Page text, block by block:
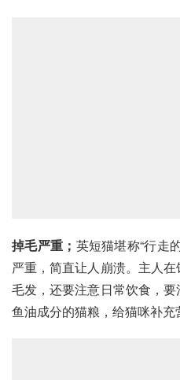
掉毛严重； 英短猫堪称“行走
严重，简直让人崩溃。主人
毛发，还要注意日常饮食，
鱼油成分的猫粮，给猫咪补充